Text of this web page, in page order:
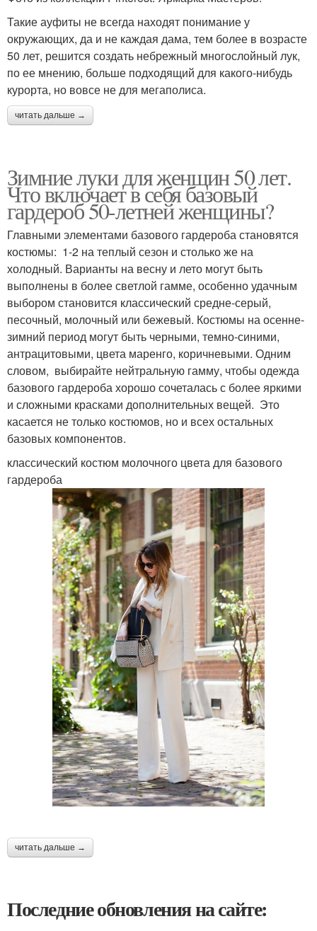
Такие ауфиты не всегда находят понимание у
окружающих, да и не каждая дама, тем более в возрасте
50 лет, решится создать небрежный многослойный лук,
по ее мнению, больше подходящий для какого-нибудь
курорта, но вовсе не для мегаполиса.
читать дальше →
Зимние луки для женщин 50 лет.
Что включает в себя базовый
гардероб 50-летней женщины?
Главными элементами базового гардероба становятся
костюмы: 1-2 на теплый сезон и столько же на
холодный. Варианты на весну и лето могут быть
выполнены в более светлой гамме, особенно удачным
выбором становится классический средне-серый,
песочный, молочный или бежевый. Костюмы на осенне-
зимний период могут быть черными, темно-синими,
антрацитовыми, цвета маренго, коричневыми. Одним
словом, выбирайте нейтральную гамму, чтобы одежда
базового гардероба хорошо сочеталась с более яркими
и сложными красками дополнительных вещей. Это
касается не только костюмов, но и всех остальных
базовых компонентов.
классический костюм молочного цвета для базового
гардероба
читать дальше →
Последние обновления на сайте: